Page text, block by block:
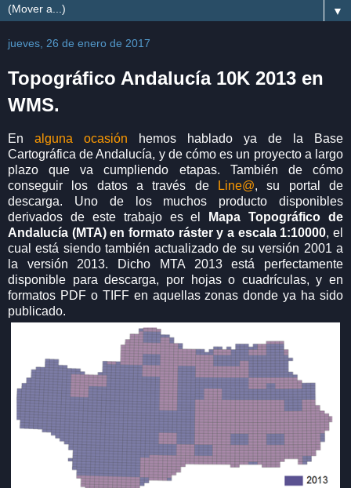
▼
jueves, 26 de enero de 2017
Topográfico Andalucía 10K 2013 en
WMS.
En alguna ocasión hemos hablado ya de la Base
Cartográfica de Andalucía, y de cómo es un proyecto a largo
plazo que va cumpliendo etapas. También de cómo
conseguir los datos a través de
Line@, su portal de
descarga. Uno de los muchos producto disponibles
derivados de este trabajo es el
Mapa Topográfico de
Andalucía (MTA) en formato ráster y a escala 1:10000, el
cual está siendo también actualizado de su versión 2001 a
la versión 2013. Dicho MTA 2013 está perfectamente
disponible para descarga, por hojas o cuadrículas, y en
formatos PDF o TIFF en aquellas zonas donde ya ha sido
publicado.